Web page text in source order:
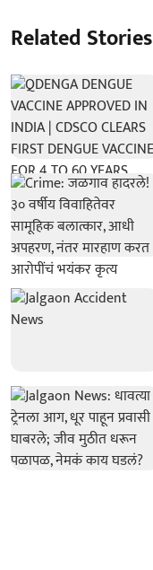
Related Stories